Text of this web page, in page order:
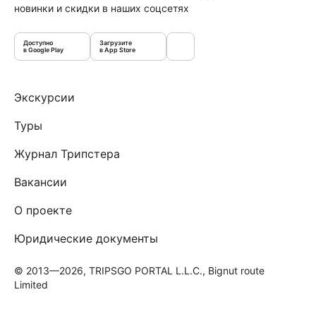
новинки и скидки в наших соцсетях
Доступно
в Google Play
Загрузите
в App Store
Экскурсии
Туры
Журнал Трипстера
Вакансии
О проекте
Юридические документы
© 2013—2026, TRIPSGO PORTAL L.L.C., Bignut route
Limited